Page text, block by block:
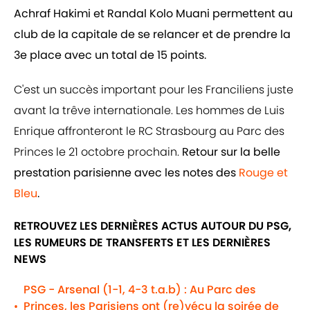
Achraf Hakimi et Randal Kolo Muani permettent au
club de la capitale de se relancer et de prendre la
3e place avec un total de 15 points.
C'est un succès important pour les Franciliens juste
avant la trêve internationale. Les hommes de Luis
Enrique affronteront le RC Strasbourg au Parc des
Princes le 21 octobre prochain. Retour sur la belle
prestation parisienne avec les notes des Rouge et
Bleu.
RETROUVEZ LES DERNIÈRES ACTUS AUTOUR DU PSG,
LES RUMEURS DE TRANSFERTS ET LES DERNIÈRES
NEWS
•
PSG - Arsenal (1-1, 4-3 t.a.b) : Au Parc des
Princes, les Parisiens ont (re)vécu la soirée de